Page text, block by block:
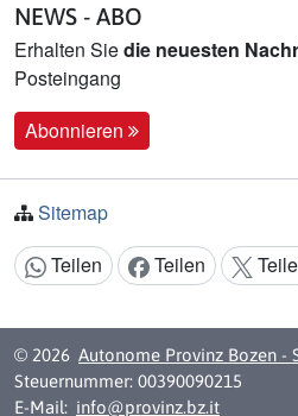
NEWS - ABO
Erhalten Siedie neuesten
Posteingang
Abonnieren
Sitemap
Inhalt teilen:
Teilen Teilen
© 2026 Autonome Provinz Bozen -
Steuernummer: 00390090215
E-Mail: info@provinz.bz.it